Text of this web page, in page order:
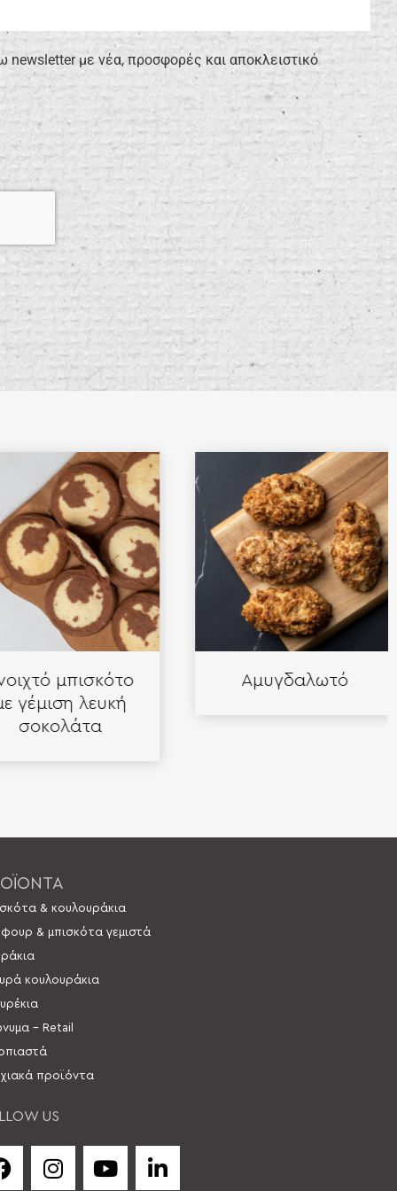
με νέα, προσφορές και αποκλειστικό
μπισκότο
λευκή
Αμυγδαλωτό
& κουλουράκια
φουρ & μπισκότα γεμιστά
κουλουράκια
– Retail
προϊόντα
US